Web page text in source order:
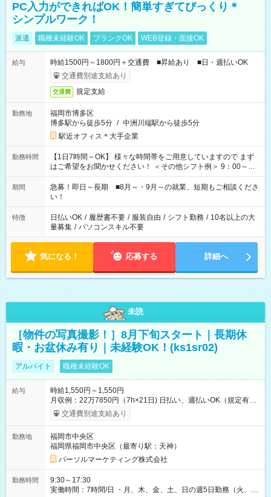
PC入力ができればOK！簡単すぎてびっくり＊
シンプルワーク！
派遣 職種未経験OK ブランクOK WEB登録・面接OK
給与
時給1500円～1800円＋交通費 ■昇給あり ■日・週払いOK
交通費別途支給あり
交通費 規定支給
勤務地
福岡市博多区
博多駅から徒歩5分 / 中洲川端駅から徒歩5分
駅近オフィス＊大手企業
勤務時間
【1日7時間～OK】 様々な時間帯をご用意していますので まず
はご希望をお聞かせください！ ＜その他シフト例＞ 9：00～
17：00 11：00～20：00 などなど！その他のお時間もOKで
す！
期間
急募！即日～長期 ■8月～・9月～の就業、短期もご相談くださ
い！
特徴 日払いOK / 履歴書不要 / 服装自由 / シフト勤務 / 10名以上の大
量募集 / パソコンスキル不要
気になる！ 応募する 詳細へ
未読
［物件の写真撮影！］8月下旬スタート｜長期休
暇・お盆休み有り｜未経験OK！(ks1sr02)
アルバイト 職種未経験OK
給与
時給1,550円～1,550円
月収例：22万7850円（7h×21日) 日払い、週払いOK（規定有
り） 【試用期間】試用期間なし
交通費別途支給あり
勤務地
福岡市中央区
福岡県福岡市中央区（最寄り駅：天神）
パーソルマーケティング株式会社
勤務時間
9:30～17:30
実働時間：7時間/日 ・月、木、金、土、日の週5日勤務（火、水